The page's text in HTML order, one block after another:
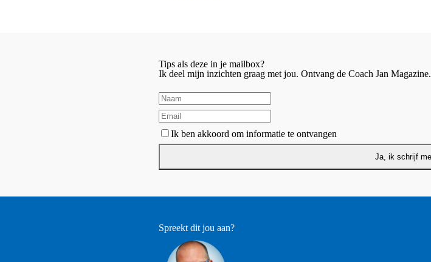
Tips als deze in je mailbox?
Ik deel mijn inzichten graag met jou. Ontvang de Coach Jan Magazine.
Ik ben akkoord om informatie te ontvangen
Spreekt dit jou aan?